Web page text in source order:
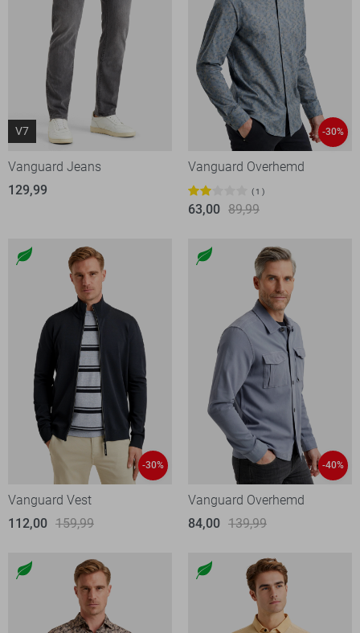
V7
Vanguard Jeans
129,99
-30%
Vanguard Overhemd
1
63,00 89,99
-30%
Vanguard Vest
112,00 159,99
-40%
Vanguard Overhemd
84,00 139,99